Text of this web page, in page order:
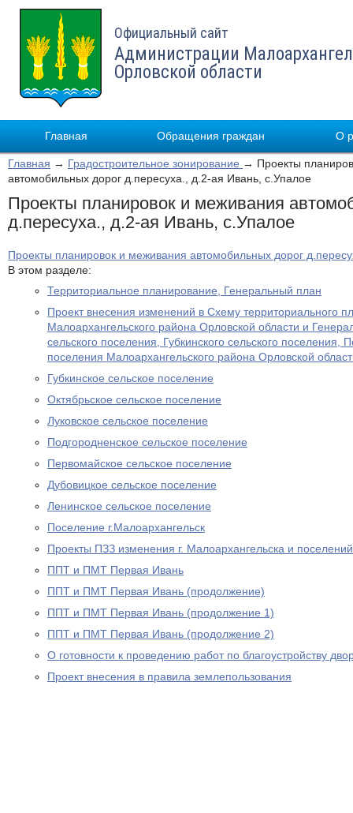
Официальный сайт
Администрации
Орловской области
Главная Обращения граждан О
Главная → Градостроительное зонирование → Проекты
автомобильных дорог д.пересуха., д.2-ая Ивань, с.Упалое
Проекты планировок и меживания
д.пересуха., д.2-ая Ивань, с.Упалое
Проекты планировок и меживания автомобильных дорог
В этом разделе:
Территориальное планирование, Генеральный план
Проект внесения изменений в Схему территориального
Малоархангельского района Орловской области и
сельского поселения, Губкинского сельского поселения,
поселения Малоархангельского района Орловской
Губкинское сельское поселение
Октябрьское сельское поселение
Луковское сельское поселение
Подгородненское сельское поселение
Первомайское сельское поселение
Дубовицкое сельское поселение
Ленинское сельское поселение
Поселение г.Малоархангельск
Проекты ПЗЗ изменения г. Малоархангельска и
ППТ и ПМТ Первая Ивань
ППТ и ПМТ Первая Ивань (продолжение)
ППТ и ПМТ Первая Ивань (продолжение 1)
ППТ и ПМТ Первая Ивань (продолжение 2)
О готовности к проведению работ по благоустройству
Проект внесения в правила землепользования